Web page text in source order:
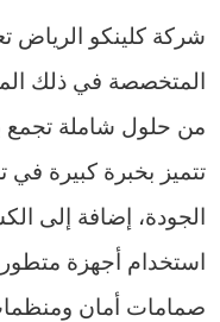
شركة كلينكو الرياض
المتخصصة في ذلك
من حلول شاملة تجمع
تتميز بخبرة كبيرة في
الجودة، إضافة إلى
استخدام أجهزة
صمامات أمان